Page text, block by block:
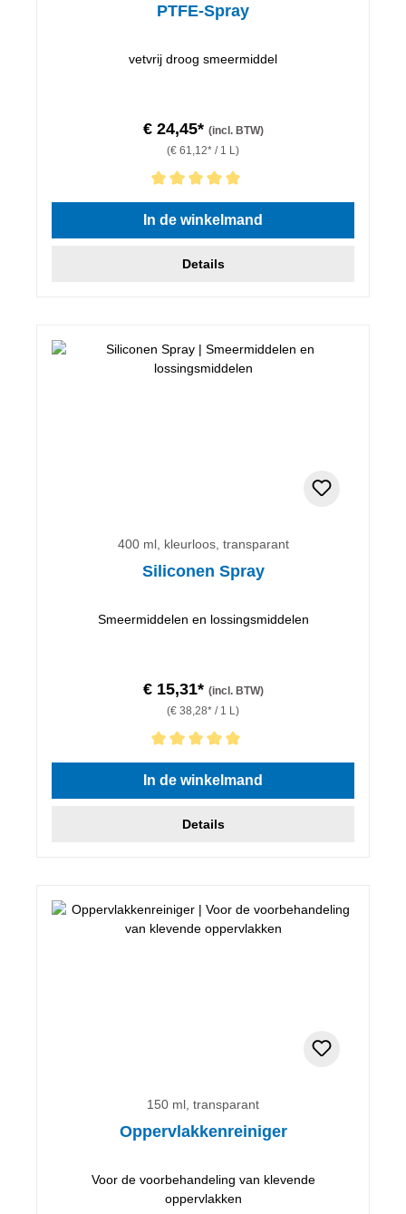
PTFE-Spray
vetvrij droog smeermiddel
€ 24,45* (incl. BTW)
(€ 61,12* / 1 L)
Gemiddelde waardering van 5 van 5 sterren
In de winkelmand
Details
400 ml, kleurloos, transparant
Siliconen Spray
Smeermiddelen en lossingsmiddelen
€ 15,31* (incl. BTW)
(€ 38,28* / 1 L)
Gemiddelde waardering van 5 van 5 sterren
In de winkelmand
Details
150 ml, transparant
Oppervlakkenreiniger
Voor de voorbehandeling van klevende
oppervlakken